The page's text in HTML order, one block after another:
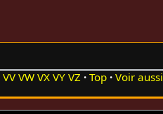
VV VW VX VY VZ Top Voir aussi